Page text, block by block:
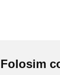
Folosim